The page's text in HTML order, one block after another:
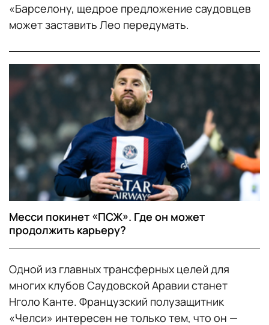
«Барселону, щедрое предложение саудовцев
может заставить Лео передумать.
Месси покинет «ПСЖ». Где он может
продолжить карьеру?
Одной из главных трансферных целей для
многих клубов Саудовской Аравии станет
Нголо Канте. Французский полузащитник
«Челси» интересен не только тем, что он —